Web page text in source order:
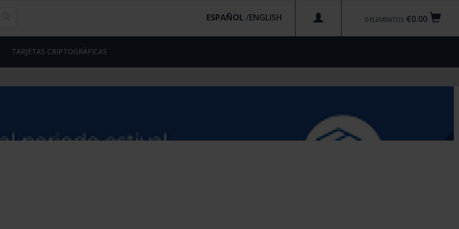
€0.00
0 ELEMENTOS
ESPAÑOL /
TARJETAS CRIPTOGRÁFICAS